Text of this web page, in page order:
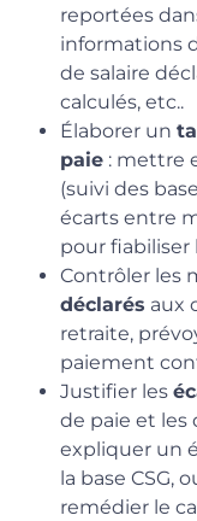
reportées
informations
de salaire
calculés, etc..
Élaborer un
paie : mettre
(suivi des
écarts entre
pour fiabiliser
Contrôler les
déclarés aux
retraite,
paiement
Justifier les
de paie et les
expliquer un
la base
remédier le